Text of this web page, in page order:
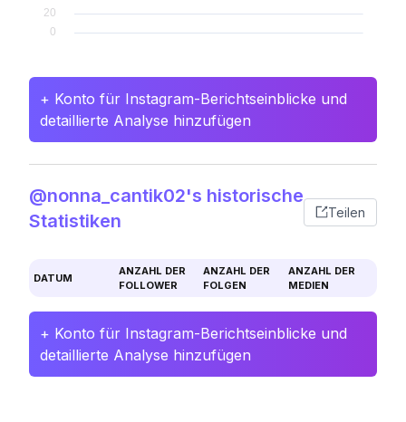
+ Konto für Instagram-Berichtseinblicke und
detaillierte Analyse hinzufügen
@nonna_cantik02's historische
Statistiken
Teilen
DATUM
ANZAHL DER
FOLLOWER
ANZAHL DER
FOLGEN
ANZAHL DER
MEDIEN
+ Konto für Instagram-Berichtseinblicke und
detaillierte Analyse hinzufügen